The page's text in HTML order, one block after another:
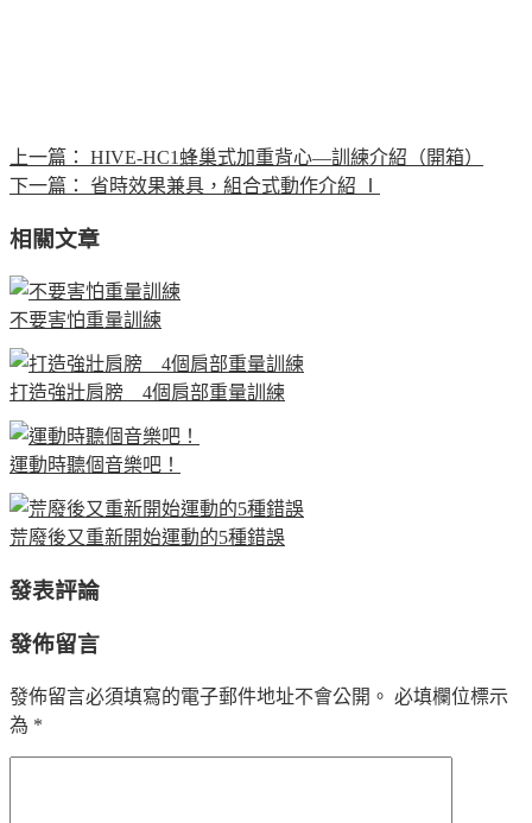
上一篇：
HIVE-HC1蜂巢式加重背心—訓練介紹（開箱）
下一篇：
省時效果兼具，組合式動作介紹 Ⅰ
相關文章
不要害怕重量訓練
打造強壯肩膀 4個肩部重量訓練
運動時聽個音樂吧！
荒廢後又重新開始運動的5種錯誤
發表評論
發佈留言
發佈留言必須填寫的電子郵件地址不會公開。 必填欄位標示
為 *